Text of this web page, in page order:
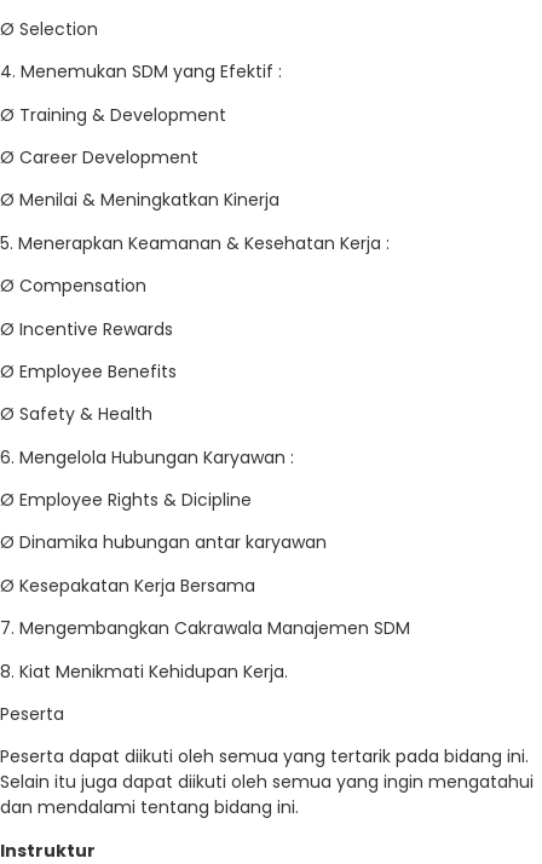
Ø Selection
4. Menemukan SDM yang Efektif :
Ø Training & Development
Ø Career Development
Ø Menilai & Meningkatkan Kinerja
5. Menerapkan Keamanan & Kesehatan Kerja :
Ø Compensation
Ø Incentive Rewards
Ø Employee Benefits
Ø Safety & Health
6. Mengelola Hubungan Karyawan :
Ø Employee Rights & Dicipline
Ø Dinamika hubungan antar karyawan
Ø Kesepakatan Kerja Bersama
7. Mengembangkan Cakrawala Manajemen SDM
8. Kiat Menikmati Kehidupan Kerja.
Peserta
Peserta dapat diikuti oleh semua yang tertarik pada bidang ini.
Selain itu juga dapat diikuti oleh semua yang ingin mengatahui
dan mendalami tentang bidang ini.
Instruktur